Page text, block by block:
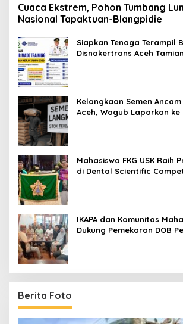
Cuaca Ekstrem, Pohon Tumbang
Nasional Tapaktuan-Blangpidie
Siapkan Tenaga Terampil
Disnakertrans Aceh
Kelangkaan Semen
Aceh, Wagub Laporkan ke
Mahasiswa FKG USK Raih
di Dental Scientific
IKAPA dan Komunitas
Dukung Pemekaran DOB
Berita Foto